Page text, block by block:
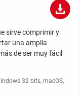
sirve comprimir y
una amplia
de ser muy fácil
32 bits, macOS,